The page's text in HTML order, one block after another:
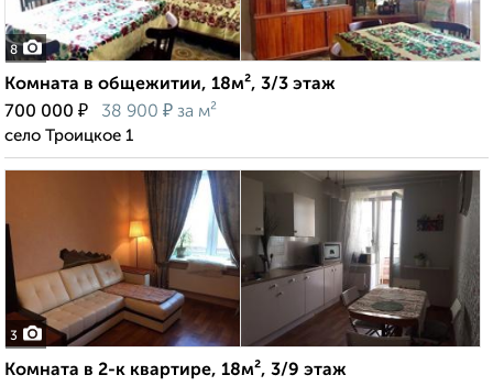
8
Комната в общежитии, 18м², 3/3 этаж
700 000 ₽ 38 900 ₽ за м²
село Троицкое 1
3
Комната в 2-к квартире, 18м², 3/9 этаж